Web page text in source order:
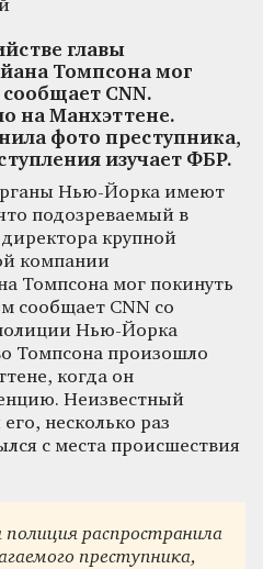
главы
Томпсона мог
CNN.
на Манхэттене.
фото преступника,
изучает ФБР.
Нью-Йорка имеют
подозреваемый в
крупной
компании
Томпсона мог покинуть
сообщает CNN со
Нью-Йорка
Томпсона произошло
когда он
Неизвестный
несколько раз
с места происшествия
распространила
преступника,